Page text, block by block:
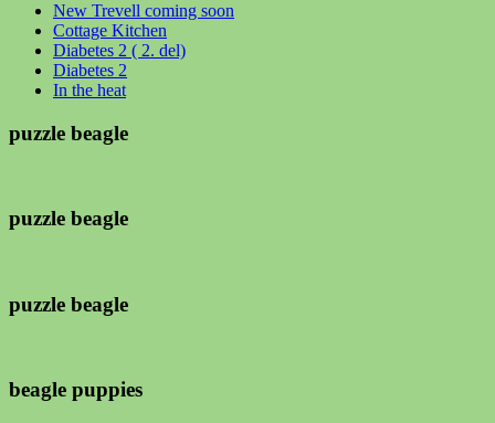
New Trevell coming soon
Cottage Kitchen
Diabetes 2 ( 2. del)
Diabetes 2
In the heat
puzzle beagle
puzzle beagle
puzzle beagle
beagle puppies